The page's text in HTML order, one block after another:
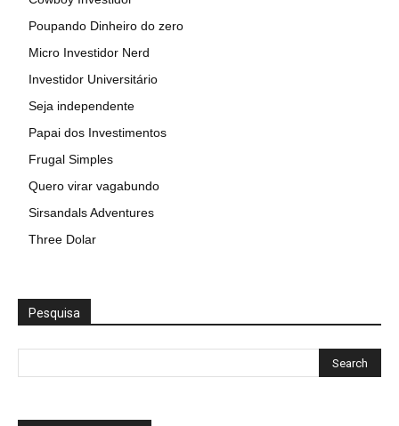
Poupando Dinheiro do zero
Micro Investidor Nerd
Investidor Universitário
Seja independente
Papai dos Investimentos
Frugal Simples
Quero virar vagabundo
Sirsandals Adventures
Three Dolar
Pesquisa